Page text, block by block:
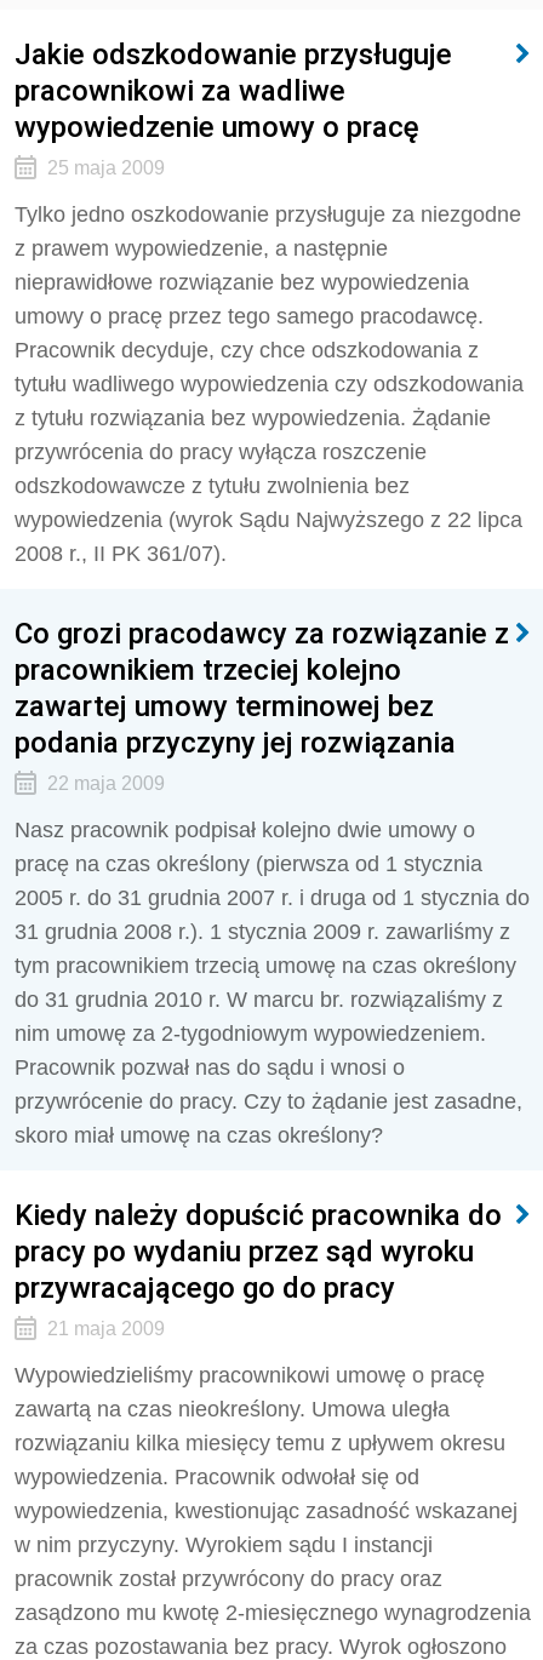
Jakie odszkodowanie przysługuje
pracownikowi za wadliwe
wypowiedzenie umowy o pracę
25 maja 2009
Tylko jedno oszkodowanie przysługuje za niezgodne
z prawem wypowiedzenie, a następnie
nieprawidłowe rozwiązanie bez wypowiedzenia
umowy o pracę przez tego samego pracodawcę.
Pracownik decyduje, czy chce odszkodowania z
tytułu wadliwego wypowiedzenia czy odszkodowania
z tytułu rozwiązania bez wypowiedzenia. Żądanie
przywrócenia do pracy wyłącza roszczenie
odszkodowawcze z tytułu zwolnienia bez
wypowiedzenia (wyrok Sądu Najwyższego z 22 lipca
2008 r., II PK 361/07).
Co grozi pracodawcy za rozwiązanie z
pracownikiem trzeciej kolejno
zawartej umowy terminowej bez
podania przyczyny jej rozwiązania
22 maja 2009
Nasz pracownik podpisał kolejno dwie umowy o
pracę na czas określony (pierwsza od 1 stycznia
2005 r. do 31 grudnia 2007 r. i druga od 1 stycznia do
31 grudnia 2008 r.). 1 stycznia 2009 r. zawarliśmy z
tym pracownikiem trzecią umowę na czas określony
do 31 grudnia 2010 r. W marcu br. rozwiązaliśmy z
nim umowę za 2-tygodniowym wypowiedzeniem.
Pracownik pozwał nas do sądu i wnosi o
przywrócenie do pracy. Czy to żądanie jest zasadne,
skoro miał umowę na czas określony?
Kiedy należy dopuścić pracownika do
pracy po wydaniu przez sąd wyroku
przywracającego go do pracy
21 maja 2009
Wypowiedzieliśmy pracownikowi umowę o pracę
zawartą na czas nieokreślony. Umowa uległa
rozwiązaniu kilka miesięcy temu z upływem okresu
wypowiedzenia. Pracownik odwołał się od
wypowiedzenia, kwestionując zasadność wskazanej
w nim przyczyny. Wyrokiem sądu I instancji
pracownik został przywrócony do pracy oraz
zasądzono mu kwotę 2-miesięcznego wynagrodzenia
za czas pozostawania bez pracy. Wyrok ogłoszono